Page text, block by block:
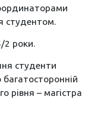
студентом.
2 роки.
студенти
рівня – магістра